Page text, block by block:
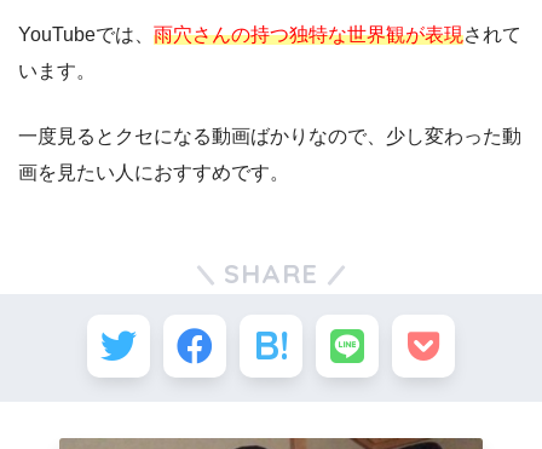
YouTubeでは、 雨穴さんの持つ独特な世界観が表現されて
います。
一度見るとクセになる動画ばかりなので、少し変わった動
画を見たい人におすすめです。
SHARE